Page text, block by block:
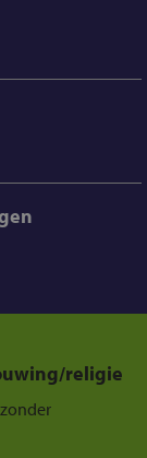
religie